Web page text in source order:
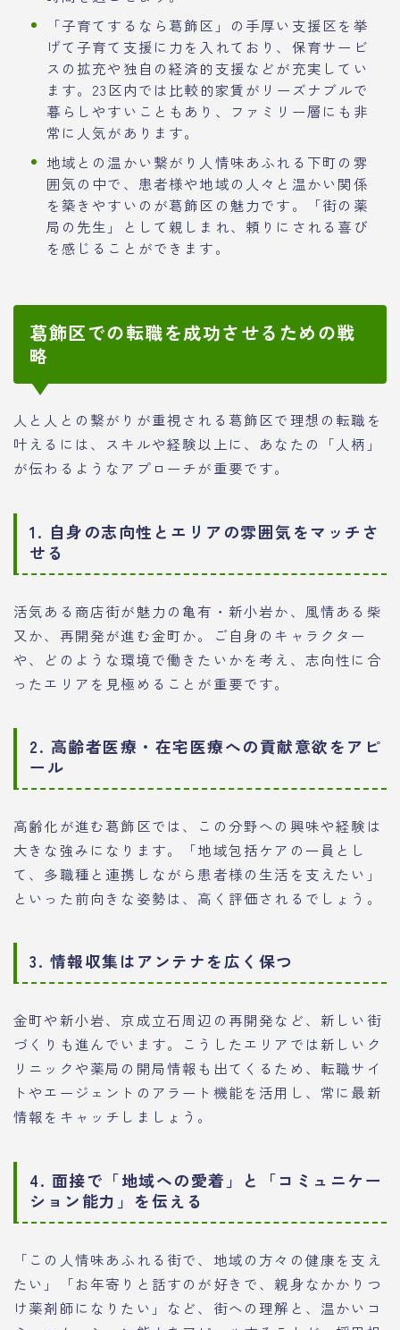
「子育てするなら葛飾区」の手厚い支援区を挙
げて子育て支援に力を入れており、保育サービ
スの拡充や独自の経済的支援などが充実してい
ます。23区内では比較的家賃がリーズナブルで
暮らしやすいこともあり、ファミリー層にも非
常に人気があります。
地域との温かい繋がり人情味あふれる下町の雰
囲気の中で、患者様や地域の人々と温かい関係
を築きやすいのが葛飾区の魅力です。「街の薬
局の先生」として親しまれ、頼りにされる喜び
を感じることができます。
葛飾区での転職を成功させるための戦
略
人と人との繋がりが重視される葛飾区で理想の転職を
叶えるには、スキルや経験以上に、あなたの「人柄」
が伝わるようなアプローチが重要です。
1. 自身の志向性とエリアの雰囲気をマッチさ
せる
活気ある商店街が魅力の亀有・新小岩か、風情ある柴
又か、再開発が進む金町か。ご自身のキャラクター
や、どのような環境で働きたいかを考え、志向性に合
ったエリアを見極めることが重要です。
2. 高齢者医療・在宅医療への貢献意欲をアピ
ール
高齢化が進む葛飾区では、この分野への興味や経験は
大きな強みになります。「地域包括ケアの一員とし
て、多職種と連携しながら患者様の生活を支えたい」
といった前向きな姿勢は、高く評価されるでしょう。
3. 情報収集はアンテナを広く保つ
金町や新小岩、京成立石周辺の再開発など、新しい街
づくりも進んでいます。こうしたエリアでは新しいク
リニックや薬局の開局情報も出てくるため、転職サイ
トやエージェントのアラート機能を活用し、常に最新
情報をキャッチしましょう。
4. 面接で「地域への愛着」と「コミュニケー
ション能力」を伝える
「この人情味あふれる街で、地域の方々の健康を支え
たい」「お年寄りと話すのが好きで、親身なかかりつ
け薬剤師になりたい」など、街への理解と、温かいコ